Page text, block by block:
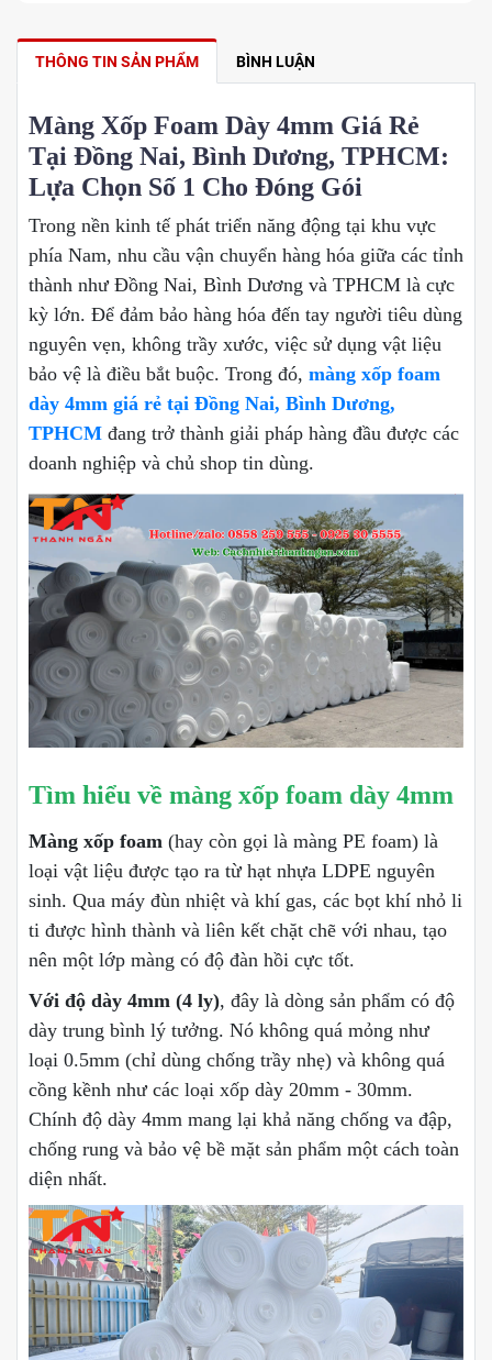
THÔNG TIN SẢN PHẨM BÌNH LUẬN
Màng Xốp Foam Dày 4mm Giá Rẻ
Tại Đồng Nai, Bình Dương, TPHCM:
Lựa Chọn Số 1 Cho Đóng Gói
Trong nền kinh tế phát triển năng động tại khu vực
phía Nam, nhu cầu vận chuyển hàng hóa giữa các tỉnh
thành như Đồng Nai, Bình Dương và TPHCM là cực
kỳ lớn. Để đảm bảo hàng hóa đến tay người tiêu dùng
nguyên vẹn, không trầy xước, việc sử dụng vật liệu
bảo vệ là điều bắt buộc. Trong đó, màng xốp foam
dày 4mm giá rẻ tại Đồng Nai, Bình Dương,
TPHCM đang trở thành giải pháp hàng đầu được các
doanh nghiệp và chủ shop tin dùng.
Tìm hiểu về màng xốp foam dày 4mm
Màng xốp foam (hay còn gọi là màng PE foam) là
loại vật liệu được tạo ra từ hạt nhựa LDPE nguyên
sinh. Qua máy đùn nhiệt và khí gas, các bọt khí nhỏ li
ti được hình thành và liên kết chặt chẽ với nhau, tạo
nên một lớp màng có độ đàn hồi cực tốt.
Với độ dày 4mm (4 ly), đây là dòng sản phẩm có độ
dày trung bình lý tưởng. Nó không quá mỏng như
loại 0.5mm (chỉ dùng chống trầy nhẹ) và không quá
cồng kềnh như các loại xốp dày 20mm - 30mm.
Chính độ dày 4mm mang lại khả năng chống va đập,
chống rung và bảo vệ bề mặt sản phẩm một cách toàn
diện nhất.